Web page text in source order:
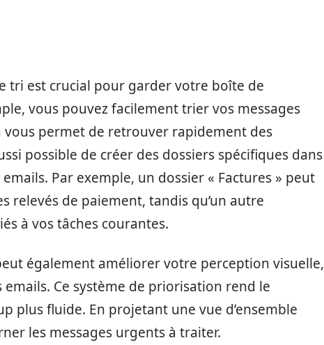
tri est crucial pour garder votre boîte de
vous pouvez facilement trier vos messages
vous permet de retrouver rapidement des
possible de créer des dossiers spécifiques dans
Par exemple, un dossier « Factures » peut
relevés de paiement, tandis qu’un autre
à vos tâches courantes.
également améliorer votre perception visuelle,
Ce système de priorisation rend le
plus fluide. En projetant une vue d’ensemble
les messages urgents à traiter.